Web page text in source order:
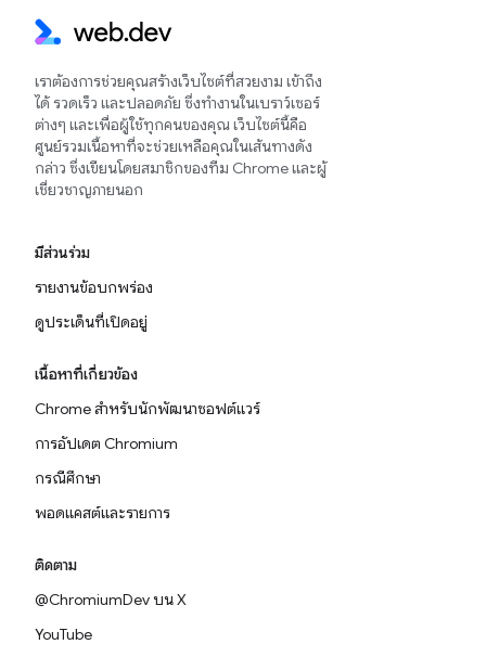
เราต้องการช่วยคุณสร้างเว็บไซต์ที่สวยงาม เข้าถึง
ได้ รวดเร็ว และปลอดภัย ซึ่งทำงานในเบราว์เซอร์
ต่างๆ และเพื่อผู้ใช้ทุกคนของคุณ เว็บไซต์นี้คือ
ศูนย์รวมเนื้อหาที่จะช่วยเหลือคุณในเส้นทางดัง
กล่าว ซึ่งเขียนโดยสมาชิกของทีม Chrome และผู้
เชี่ยวชาญภายนอก
มีส่วนร่วม
รายงานข้อบกพร่อง
ดูประเด็นที่เปิดอยู่
เนื้อหาที่เกี่ยวข้อง
Chrome สำหรับนักพัฒนาซอฟต์แวร์
การอัปเดต Chromium
กรณีศึกษา
พอดแคสต์และรายการ
ติดตาม
@ChromiumDev บน X
YouTube